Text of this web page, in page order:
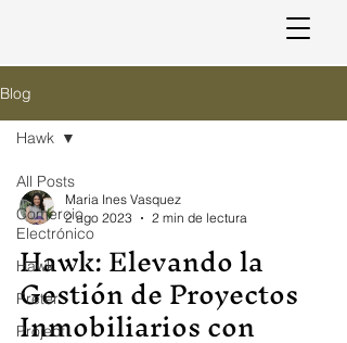
Blog
All Posts
Comercio
Electrónico
Hawk
Preter
Project
Hawk
Maria Ines Vasquez
2 ago 2023
2 min de lectura
Hawk: Elevando la
Gestión de Proyectos
Inmobiliarios con